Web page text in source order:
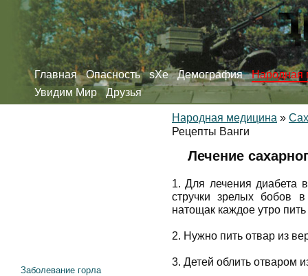
Главная Опасность sXe Демография
Народная
Увидим Мир
Друзья
Народная медицина »
Рецепты Ванги
Лечение
1. Для лечения диабета
стручки зрелых бобов
натощак каждое утро
2. Нужно пить отвар из
3. Детей облить отваром
Заболевание горла